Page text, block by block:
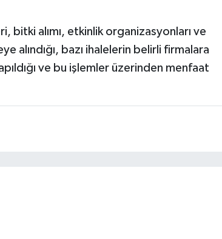
bitki alımı, etkinlik organizasyonları ve
alındığı, bazı ihalelerin belirli firmalara
ve bu işlemler üzerinden menfaat